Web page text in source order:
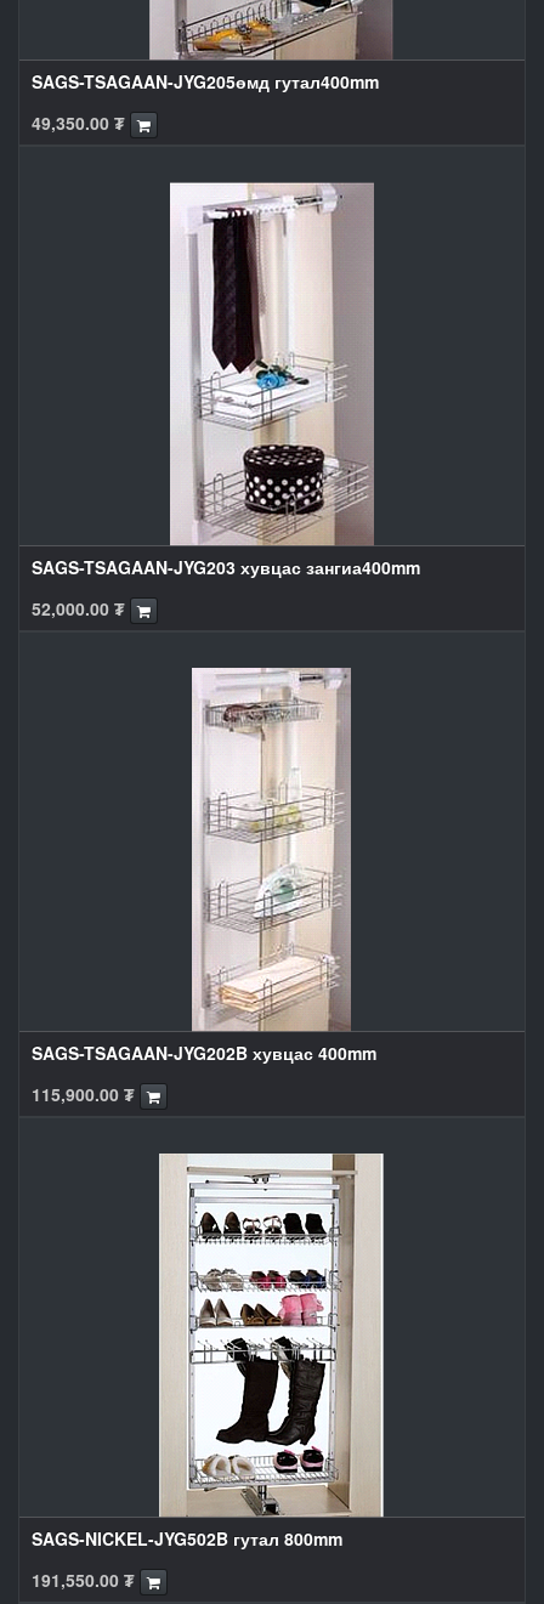
SAGS-TSAGAAN-JYG205өмд гутал400mm
49,350.00 ₮
SAGS-TSAGAAN-JYG203 хувцас зангиа400mm
52,000.00 ₮
SAGS-TSAGAAN-JYG202B хувцас 400mm
115,900.00 ₮
SAGS-NICKEL-JYG502B гутал 800mm
191,550.00 ₮